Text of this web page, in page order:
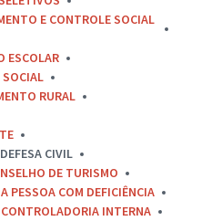
E CONTROLE SOCIAL
ESCOLAR
SOCIAL
RURAL
CIVIL
DE TURISMO
PESSOA COM DEFICIÊNCIA
CONTROLADORIA INTERNA